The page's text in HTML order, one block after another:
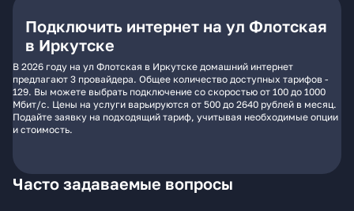
Подключить интернет на ул Флотская
в Иркутске
В 2026 году на ул Флотская в Иркутске домашний интернет
предлагают 3 провайдера. Общее количество доступных тарифов -
129. Вы можете выбрать подключение со скоростью от 100 до 1000
Мбит/с. Цены на услуги варьируются от 500 до 2640 рублей в месяц.
Подайте заявку на подходящий тариф, учитывая необходимые опции
и стоимость.
Часто задаваемые вопросы